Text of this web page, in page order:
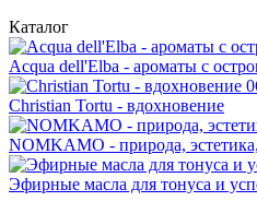
Каталог
Acqua dell'Elba - ароматы с
Christian Tortu - вдохновение
NOMKAMO - природа,
Эфирные масла для тонуса и